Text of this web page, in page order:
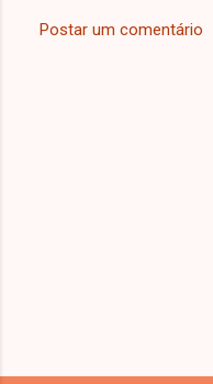
Postar um comentário